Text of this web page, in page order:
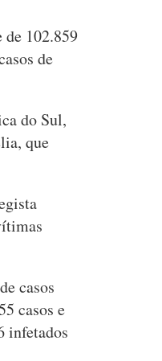
102.859
de
do Sul,
que
casos
casos e
infetados